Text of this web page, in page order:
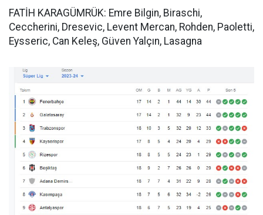
FATİH KARAGÜMRÜK: Emre Bilgin, Biraschi,
Ceccherini, Dresevic, Levent Mercan, Rohden, Paoletti,
Eysseric, Can Keleş, Güven Yalçın, Lasagna